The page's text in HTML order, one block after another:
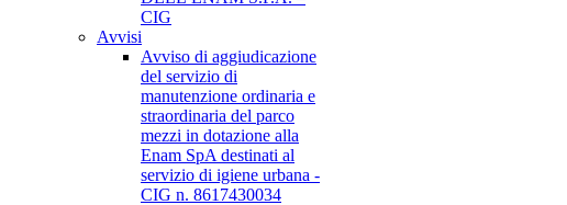
CIG
Avvisi
Avviso di aggiudicazione
del servizio di
manutenzione ordinaria e
straordinaria del parco
mezzi in dotazione alla
Enam SpA destinati al
servizio di igiene urbana -
CIG n. 8617430034